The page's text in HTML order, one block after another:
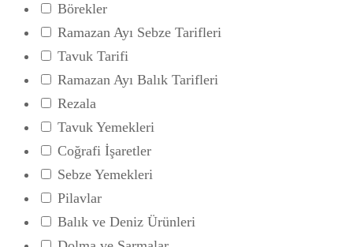
Börekler
Ramazan Ayı Sebze Tarifleri
Tavuk Tarifi
Ramazan Ayı Balık Tarifleri
Rezala
Tavuk Yemekleri
Coğrafi İşaretler
Sebze Yemekleri
Pilavlar
Balık ve Deniz Ürünleri